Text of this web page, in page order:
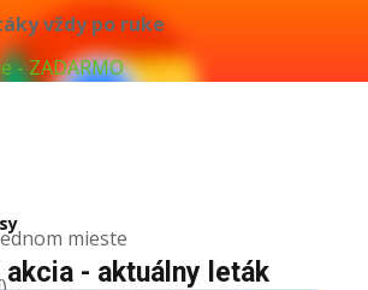
vždy po ruke
- ZADARMO
mieste
akcia - aktuálny leták